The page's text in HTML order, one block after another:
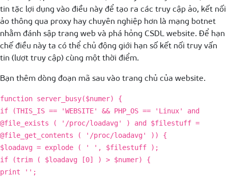
tin tặc lợi dụng vào điều này để tạo ra các truy cập ảo, kết nối
ảo thông qua proxy hay chuyên nghiệp hơn là mạng botnet
nhằm đánh sập trang web và phá hỏng CSDL website. Để hạn
chế điều này ta có thể chủ động giới hạn số kết nối truy vấn
tin (lượt truy cập) cùng một thời điểm.
Bạn thêm dòng đoạn mã sau vào trang chủ của website.
function server_busy($numer) {
if (THIS_IS == 'WEBSITE' && PHP_OS == 'Linux' and
@file_exists ( '/proc/loadavg' ) and $filestuff =
@file_get_contents ( '/proc/loadavg' )) {
$loadavg = explode ( ' ', $filestuff );
if (trim ( $loadavg [0] ) > $numer) {
print '';